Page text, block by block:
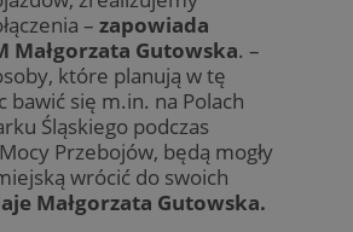
– zapowiada
Małgorzata Gutowska. –
które planują w tę
bawić się m.in. na Polach
Śląskiego podczas
Przebojów, będą mogły
wrócić do swoich
Małgorzata Gutowska.